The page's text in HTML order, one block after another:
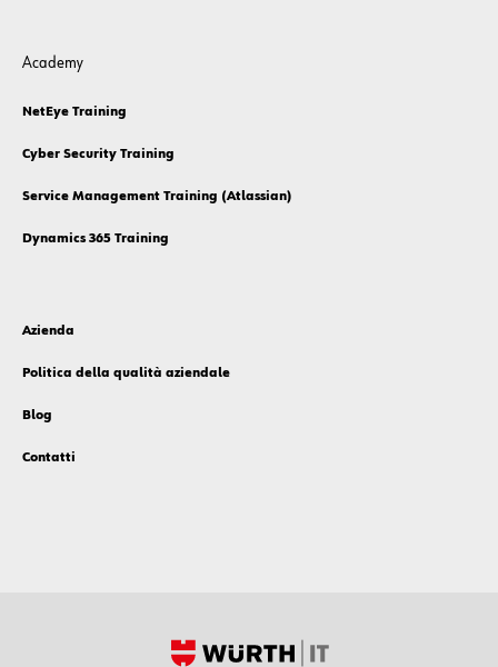
Academy
NetEye Training
Cyber Security Training
Service Management Training (Atlassian)
Dynamics 365 Training
Azienda
Politica della qualità aziendale
Blog
Contatti